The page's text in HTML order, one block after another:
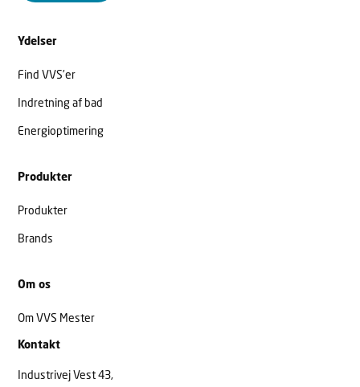
Ydelser
Find VVS’er
Indretning af bad
Energioptimering
Produkter
Produkter
Brands
Om os
Om VVS Mester
Kontakt
Industrivej Vest 43,